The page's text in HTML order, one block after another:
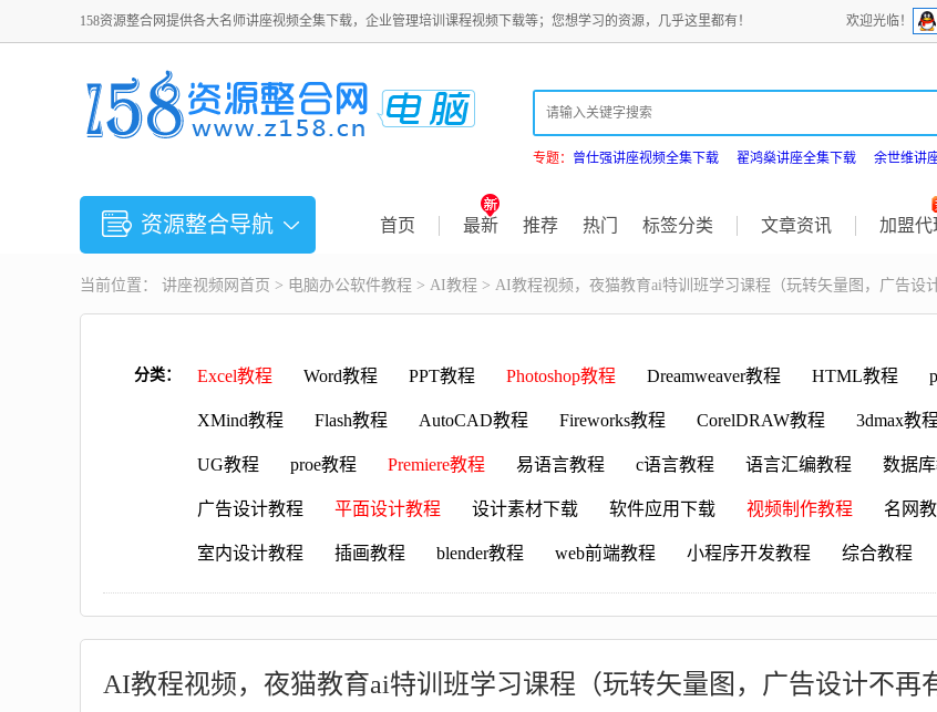
158资源整合网提供各大名师讲座视频全集下载，企业管理培训课程视频下载等；您想学习的资源，几乎这里都有！ 欢迎光临！
专题： 曾仕强讲座视频全集下载 翟鸿燊讲座全集下载 余世维讲
资源整合导航 首页 最新 推荐 热门 标签分类 文章资讯 加盟代
当前位置： 讲座视频 网首页 > 电脑办公软件教程 > AI教程 > AI教程视频，夜猫教育ai特训班学习课程（玩转矢量图，广告设
分类： Excel教程 Word教程 PPT教程 Photoshop教程 Dreamweaver教程 HTML教程
XMind教程 Flash教程 AutoCAD教程 Fireworks教程 CorelDRAW教程 3dmax教程
UG教程 proe教程 Premiere教程 易语言教程 c语言教程 语言汇编教程 数据
广告设计教程 平面设计教程 设计素材下载 软件应用下载 视频制作教程 名网
室内设计教程 插画教程 blender教程 web前端教程 小程序开发教程 综合教程